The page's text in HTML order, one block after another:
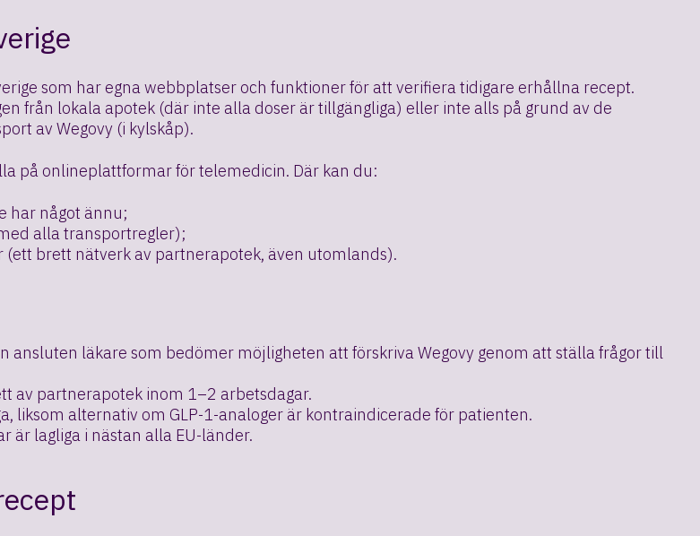
som har egna webbplatser och funktioner för att verifiera tidigare erhållna recept.
från lokala apotek (där inte alla doser är tillgängliga) eller inte alls på grund av de
av Wegovy (i kylskåp).
på onlineplattformar för telemedicin. Där kan du:
har något ännu;
alla transportregler);
(ett brett nätverk av partnerapotek, även utomlands).
ansluten läkare som bedömer möjligheten att förskriva Wegovy genom att ställa frågor till
av partnerapotek inom 1–2 arbetsdagar.
liksom alternativ om GLP-1-analoger är kontraindicerade för patienten.
är lagliga i nästan alla EU-länder.